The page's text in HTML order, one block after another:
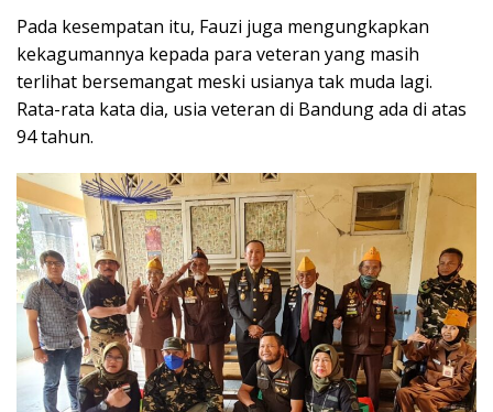
Pada kesempatan itu, Fauzi juga mengungkapkan
kekagumannya kepada para veteran yang masih
terlihat bersemangat meski usianya tak muda lagi.
Rata-rata kata dia, usia veteran di Bandung ada di atas
94 tahun.